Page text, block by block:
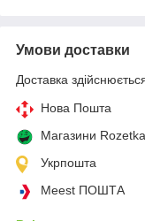
Умови доставки
Доставка
Нова Пошта
Магазини Rozetka
Укрпошта
Meest ПОШТА